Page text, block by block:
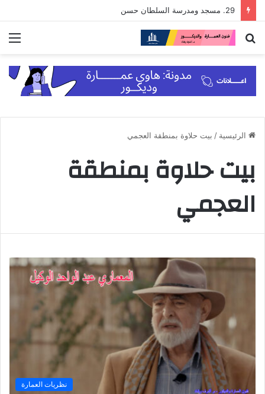
29. مسجد ومدرسة السلطان حسن
بحث
الرئيسية / بيت حلاوة بمنطقة العجمي
بيت حلاوة بمنطقة
العجمي
نظريات العمارة